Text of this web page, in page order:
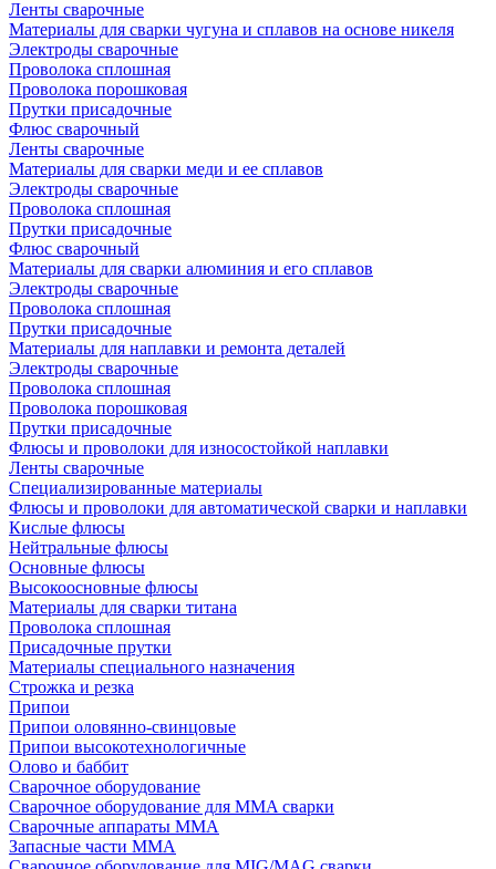
Ленты сварочные
Материалы для сварки чугуна и сплавов на основе никеля
Электроды сварочные
Проволока сплошная
Проволока порошковая
Прутки присадочные
Флюс сварочный
Ленты сварочные
Материалы для сварки меди и ее сплавов
Электроды сварочные
Проволока сплошная
Прутки присадочные
Флюс сварочный
Материалы для сварки алюминия и его сплавов
Электроды сварочные
Проволока сплошная
Прутки присадочные
Материалы для наплавки и ремонта деталей
Электроды сварочные
Проволока сплошная
Проволока порошковая
Прутки присадочные
Флюсы и проволоки для износостойкой наплавки
Ленты сварочные
Специализированные материалы
Флюсы и проволоки для автоматической сварки и наплавки
Кислые флюсы
Нейтральные флюсы
Основные флюсы
Высокоосновные флюсы
Материалы для сварки титана
Проволока сплошная
Присадочные прутки
Материалы специального назначения
Строжка и резка
Припои
Припои оловянно-свинцовые
Припои высокотехнологичные
Олово и баббит
Сварочное оборудование
Сварочное оборудование для MMA сварки
Сварочные аппараты MMA
Запасные части MMA